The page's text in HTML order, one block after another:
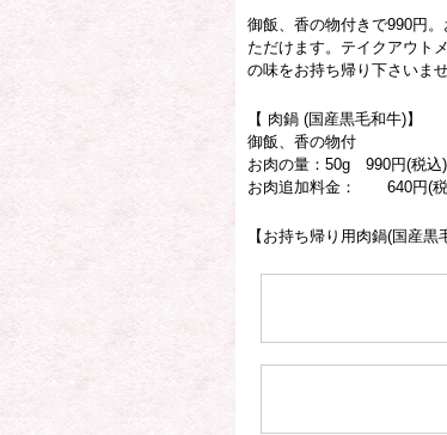
御飯、香の物付きで990円
ただけます。テイクアウト
の味をお持ち帰り下さいま
【 肉鍋 (国産黒毛和牛)】
御飯、香の物付
お肉の量：50g 990円(税込)
お肉追加料金： 640円(
【お持ち帰り用肉鍋(国産